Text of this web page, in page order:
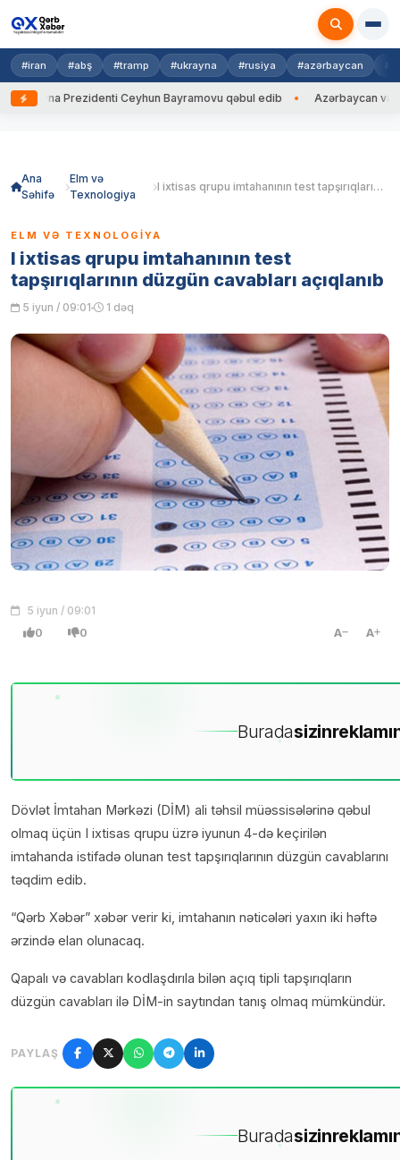
#iran #abş #tramp #ukrayna #rusiya #azərbaycan
Prezidenti Ceyhun Bayramovu qəbul edib Azərbaycan və
Ana
Səhifə
Elm və
Texnologiya
I ixtisas qrupu imtahanının test tapşırıqlarının düzgün cavabları açıqlanıb
ELM VƏ TEXNOLOGIYA
I ixtisas qrupu imtahanının test
tapşırıqlarının düzgün cavabları açıqlanıb
5 iyun / 09:01 1 dəq
5 iyun / 09:01
0 0 A A
Buradasizin
Dövlət İmtahan Mərkəzi (DİM) ali təhsil müəssisələrinə qəbul
olmaq üçün I ixtisas qrupu üzrə iyunun 4-də keçirilən
imtahanda istifadə olunan test tapşırıqlarının düzgün cavablarını
təqdim edib.
“Qərb Xəbər” xəbər verir ki, imtahanın nəticələri yaxın iki həftə
ərzində elan olunacaq.
Qapalı və cavabları kodlaşdırıla bilən açıq tipli tapşırıqların
düzgün cavabları ilə DİM-in saytından tanış olmaq mümkündür.
PAYLAŞ
Buradasizin